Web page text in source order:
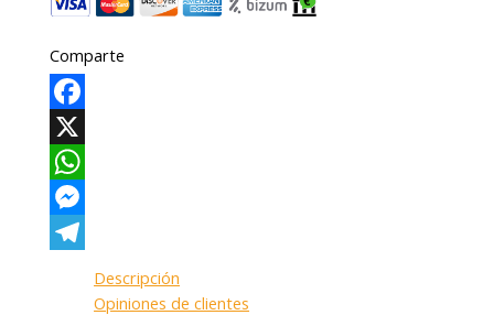
Comparte
Facebook
X
WhatsApp
Messenger
Descripción
Opiniones de clientes